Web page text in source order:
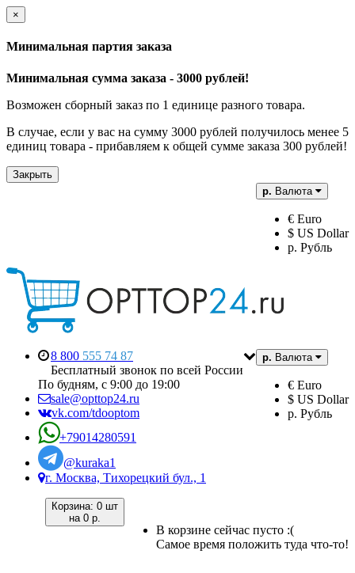
×
Минимальная партия заказа
Минимальная сумма заказа - 3000 рублей!
Возможен сборный заказ по 1 единице разного товара.
В случае, если у вас на сумму 3000 рублей получилось менее 5
единиц товара - прибавляем к общей сумме заказа 300 рублей!
Закрыть
р. Валюта
€ Euro
$ US Dollar
р. Рубль
р. Валюта
€ Euro
$ US Dollar
р. Рубль
8 800 555 74 87
Бесплатный звонок по всей России
По будням, с 9:00 до 19:00
sale@opttop24.ru
vk.com/tdooptom
+79014280591
@kuraka1
г. Москва, Тихорецкий бул., 1
Корзина: 0 шт
на 0 р.
В корзине сейчас пусто :(
Самое время положить туда что-то!